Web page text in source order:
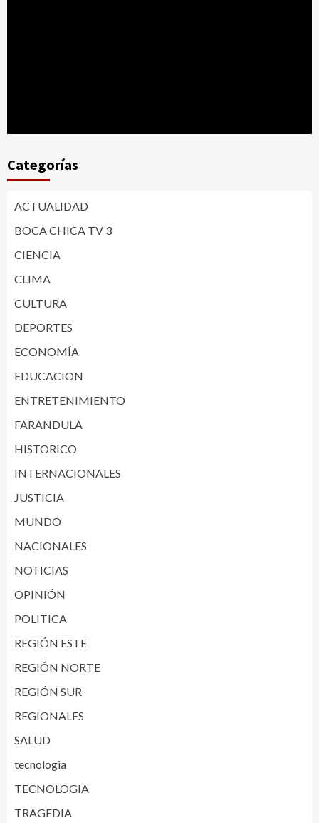
Categorías
ACTUALIDAD
BOCA CHICA TV 3
CIENCIA
CLIMA
CULTURA
DEPORTES
ECONOMÍA
EDUCACION
ENTRETENIMIENTO
FARANDULA
HISTORICO
INTERNACIONALES
JUSTICIA
MUNDO
NACIONALES
NOTICIAS
OPINIÓN
POLITICA
REGIÓN ESTE
REGIÓN NORTE
REGIÓN SUR
REGIONALES
SALUD
tecnologia
TECNOLOGIA
TRAGEDIA